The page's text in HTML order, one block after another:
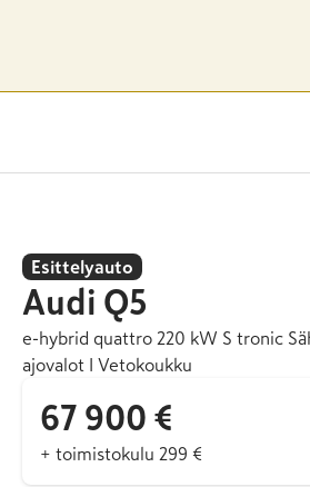
Esittelyauto
Audi Q5
e-hybrid quattro 220 kW S tronic
ajovalot I Vetokoukku
67 900 €
+ toimistokulu 299 €